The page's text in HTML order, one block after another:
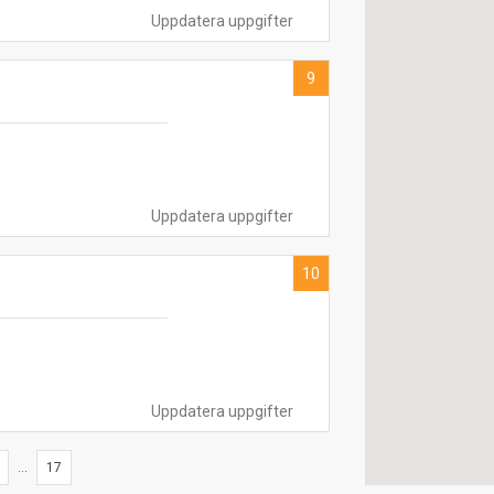
Uppdatera uppgifter
Uppdatera uppgifter
9
Uppdatera uppgifter
10
... 17